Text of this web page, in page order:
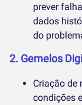
prever
dados
do
2. Gemelos
Criação de
condições